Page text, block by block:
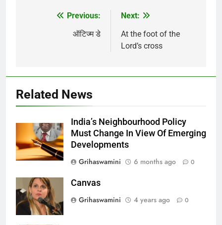
navigation
Previous:
ऑटिज्म डे
Next:
At the foot of the
Lord’s cross
Related News
India’s Neighbourhood Policy
Must Change In View Of Emerging
Developments
Grihaswamini
6 months ago 0
Canvas
Grihaswamini
4 years ago 0